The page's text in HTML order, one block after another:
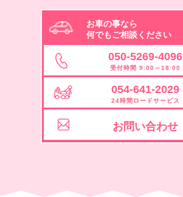
お車の事なら
何でもご相談ください
050-5269-4096
受付時間 9:00～18:00
054-641-2029
24時間ロードサービス
お問い合わせ